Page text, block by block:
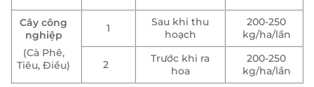
Cây công
nghiệp
(Cà Phê,
Tiêu, Điều)
1
Sau khi thu
hoạch
200-250
kg/ha/lần
2
Trước khi ra
hoa
200-250
kg/ha/lần